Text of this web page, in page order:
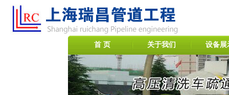
首 页 关于我们 设备展